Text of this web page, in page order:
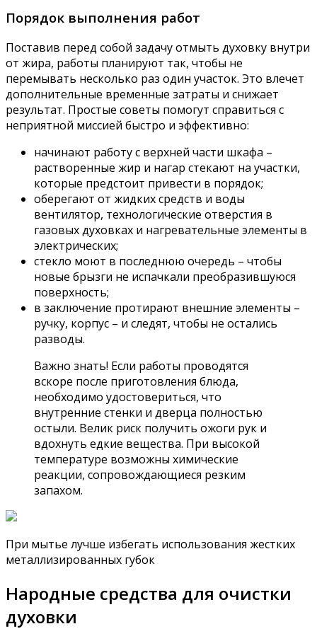
Порядок выполнения работ
Поставив перед собой задачу отмыть духовку внутри
от жира, работы планируют так, чтобы не
перемывать несколько раз один участок. Это влечет
дополнительные временные затраты и снижает
результат. Простые советы помогут справиться с
неприятной миссией быстро и эффективно:
начинают работу с верхней части шкафа –
растворенные жир и нагар стекают на участки,
которые предстоит привести в порядок;
оберегают от жидких средств и воды
вентилятор, технологические отверстия в
газовых духовках и нагревательные элементы в
электрических;
стекло моют в последнюю очередь – чтобы
новые брызги не испачкали преобразившуюся
поверхность;
в заключение протирают внешние элементы –
ручку, корпус – и следят, чтобы не остались
разводы.
Важно знать! Если работы проводятся
вскоре после приготовления блюда,
необходимо удостовериться, что
внутренние стенки и дверца полностью
остыли. Велик риск получить ожоги рук и
вдохнуть едкие вещества. При высокой
температуре возможны химические
реакции, сопровождающиеся резким
запахом.
При мытье лучше избегать использования жестких
металлизированных губок
Народные средства для очистки
духовки